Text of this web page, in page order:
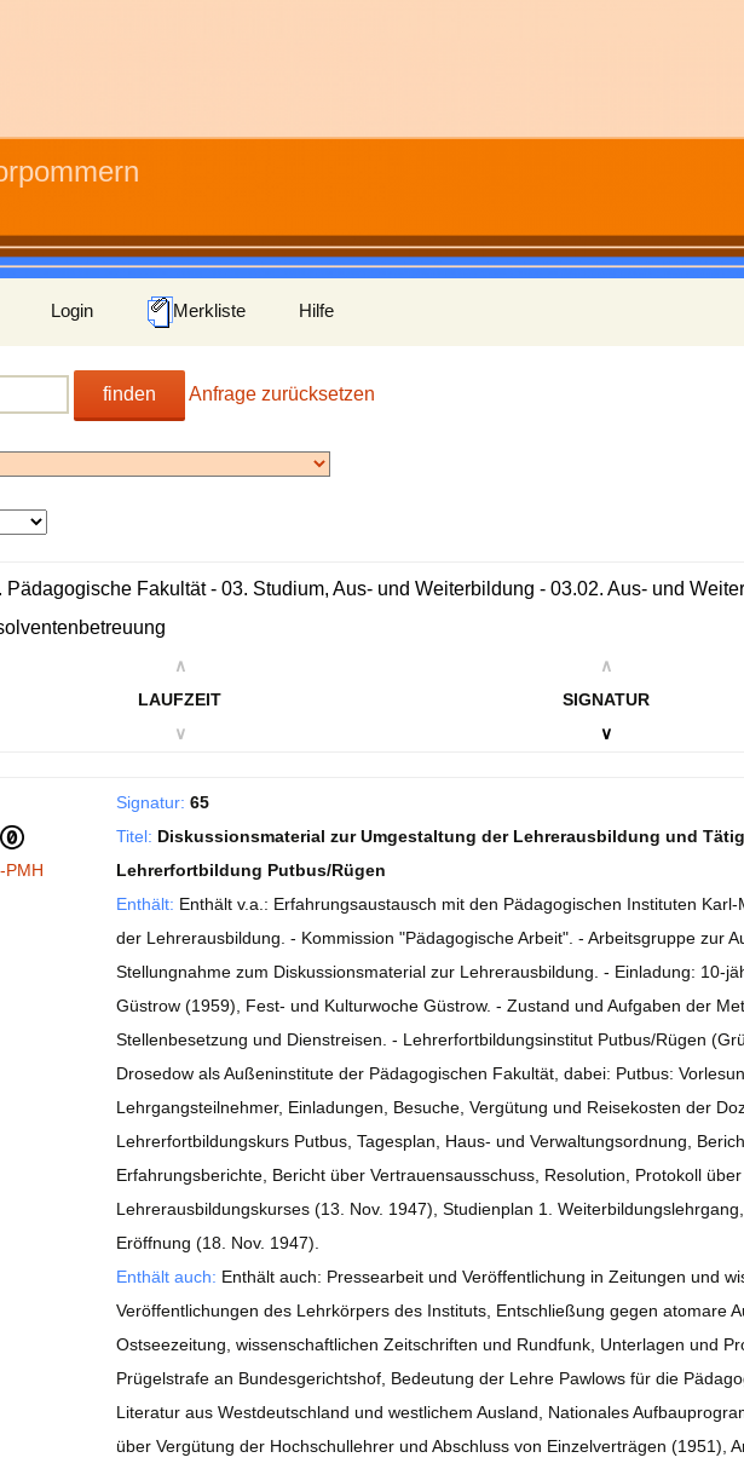
Login Merkliste Hilfe
finden Anfrage zurücksetzen
Pädagogische Fakultät - 03. Studium, Aus- und Weiterbildung - 03.02. Aus- und
∧
LAUFZEIT
∨
∧
SIGNATUR
∨
PMH
Signatur: 65
Titel: Diskussionsmaterial zur Umgestaltung der Lehrerausbildung und
Lehrerfortbildung Putbus/Rügen
Enthält: Enthält v.a.: Erfahrungsaustausch mit den Pädagogischen Instituten
der Lehrerausbildung. - Kommission "Pädagogische Arbeit". - Arbeitsgruppe zur
Stellungnahme zum Diskussionsmaterial zur Lehrerausbildung. - Einladung: 10-
Güstrow (1959), Fest- und Kulturwoche Güstrow. - Zustand und Aufgaben der
Stellenbesetzung und Dienstreisen. - Lehrerfortbildungsinstitut Putbus/Rügen
Drosedow als Außeninstitute der Pädagogischen Fakultät, dabei: Putbus:
Lehrgangsteilnehmer, Einladungen, Besuche, Vergütung und Reisekosten der
Lehrerfortbildungskurs Putbus, Tagesplan, Haus- und Verwaltungsordnung,
Erfahrungsberichte, Bericht über Vertrauensausschuss, Resolution, Protokoll
Lehrerausbildungskurses (13. Nov. 1947), Studienplan 1.
Eröffnung (18. Nov. 1947).
Enthält auch: Enthält auch: Pressearbeit und Veröffentlichung in Zeitungen und
Veröffentlichungen des Lehrkörpers des Instituts, Entschließung gegen atomare
Ostseezeitung, wissenschaftlichen Zeitschriften und Rundfunk, Unterlagen und
Prügelstrafe an Bundesgerichtshof, Bedeutung der Lehre Pawlows für die
Literatur aus Westdeutschland und westlichem Ausland, Nationales
über Vergütung der Hochschullehrer und Abschluss von Einzelverträgen (1951),